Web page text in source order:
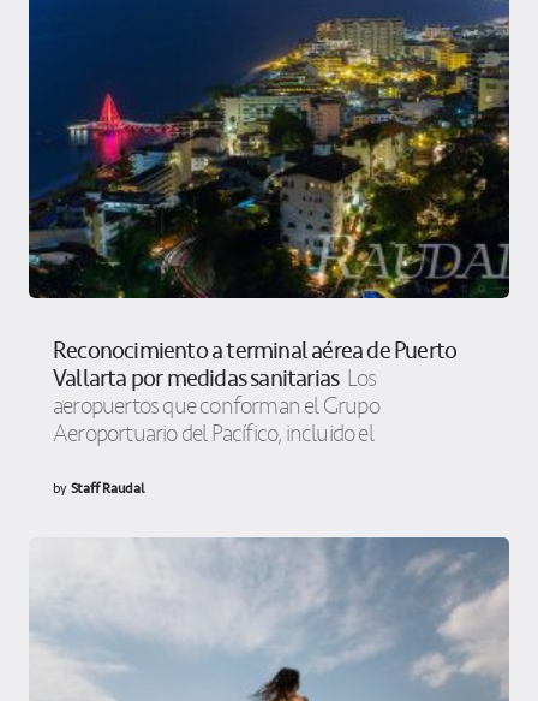
Reconocimiento a terminal aérea de Puerto
Vallarta por medidas sanitarias Los
aeropuertos que conforman el Grupo
Aeroportuario del Pacífico, incluido el
byStaff Raudal